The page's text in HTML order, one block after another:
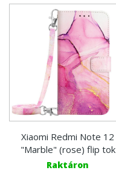
Xiaomi Redmi Note 12
"Marble" (rose) flip tok
Raktáron